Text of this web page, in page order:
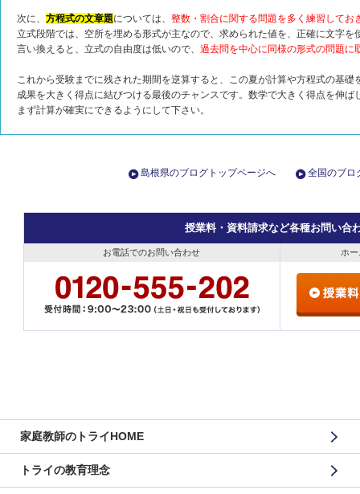
次に、 方程式の文章題については、 整数・割合に関する問題を多く練習してお
立式段階では、空所を埋める形式が主なので、求められた値を、正確に文字を
言い換えると、立式の自由度は低いので、 過去問を中心に同様の形式の問題に
これから受験までに残された期間を逆算すると、この夏が計算や方程式の基礎
成果を大きく得点に結びつける最後のチャンスです。数学で大きく得点を伸ば
まず計算が確実にできるようにして下さい。
島根県のブログトップページへ 全国のブロ
授業料・資料請求など各種お問い合
お電話でのお問い合わせ ホ
家庭教師のトライHOME
トライの教育理念